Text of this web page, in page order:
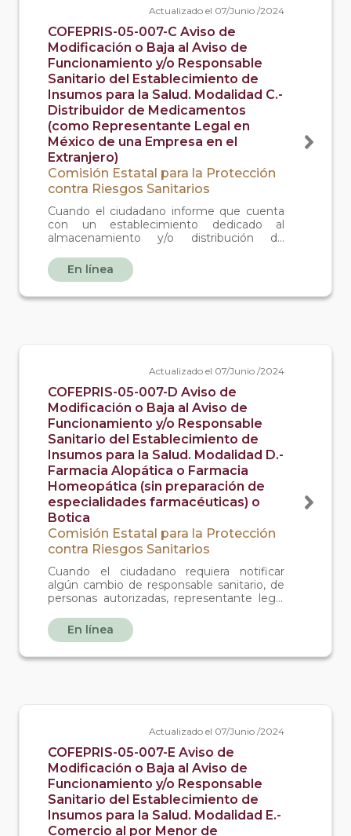
Actualizado el 07/Junio /2024
COFEPRIS-05-007-C Aviso de
Modificación o Baja al Aviso de
Funcionamiento y/o Responsable
Sanitario del Establecimiento de
Insumos para la Salud. Modalidad C.-
Distribuidor de Medicamentos
(como Representante Legal en
México de una Empresa en el
Extranjero)
Comisión Estatal para la Protección
contra Riesgos Sanitarios
Cuando el ciudadano informe que cuenta
con un establecimiento dedicado al
almacenamiento y/o distribución de
prima para medicamentos no controlados
si eres un representante legal en méxico e
En línea
Actualizado el 07/Junio /2024
COFEPRIS-05-007-D Aviso de
Modificación o Baja al Aviso de
Funcionamiento y/o Responsable
Sanitario del Establecimiento de
Insumos para la Salud. Modalidad D.-
Farmacia Alopática o Farmacia
Homeopática (sin preparación de
especialidades farmacéuticas) o
Botica
Comisión Estatal para la Protección
contra Riesgos Sanitarios
Cuando el ciudadano requiera notificar
algún cambio de responsable sanitario, de
personas autorizadas, representante legal
medicamentos alopáticos y/o
medicamentos homeopáticos (sin preparar
donde solo se venden medicamentos).
En línea
Actualizado el 07/Junio /2024
COFEPRIS-05-007-E Aviso de
Modificación o Baja al Aviso de
Funcionamiento y/o Responsable
Sanitario del Establecimiento de
Insumos para la Salud. Modalidad E.-
Comercio al por Menor de